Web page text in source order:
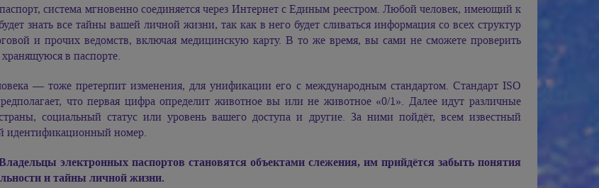
система мгновенно соединяется через Интернет с Единым реестром. Любой человек, имеющий к
знать все тайны вашей личной жизни, так как в него будет сливаться информация со всех структур
и прочих ведомств, включая медицинскую карту. В то же время, вы сами не сможете проверить
в паспорте.
— тоже претерпит изменения, для унификации его с международным стандартом. Стандарт ISO
что первая цифра определит животное вы или не животное «0/1». Далее идут различные
социальный статус или уровень вашего доступа и другие. За ними пойдёт, всем известный
идентификационный номер.
электронных паспортов становятся объектами слежения, им прийдётся забыть понятия
и тайны личной жизни.